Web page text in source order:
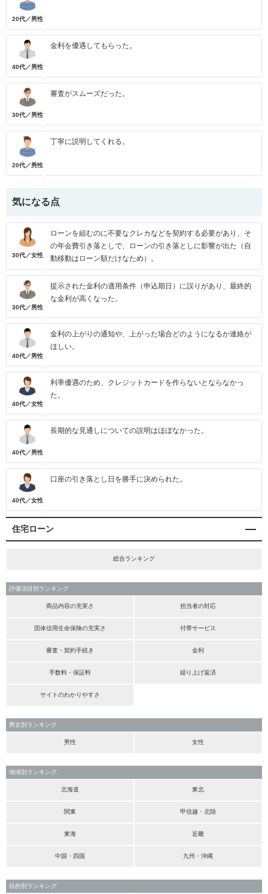
20代／男性
40代／男性
金利を優遇してもらった。
30代／男性
審査がスムーズだった。
20代／男性
丁寧に説明してくれる。
気になる点
30代／女性
ローンを組むのに不要なクレカなどを契約する必要があり、そ
の年会費引き落としで、ローンの引き落としに影響が出た（自
動移動はローン額だけなため）。
30代／男性
提示された金利の適用条件（申込期日）に誤りがあり、最終的
な金利が高くなった。
40代／男性
金利の上がりの通知や、上がった場合どのようになるか連絡が
ほしい。
40代／女性
利率優遇のため、クレジットカードを作らないとならなかっ
た。
40代／男性
長期的な見通しについての説明はほぼなかった。
40代／女性
口座の引き落とし日を勝手に決められた。
住宅ローン
総合ランキング
評価項目別ランキング
商品内容の充実さ 担当者の対応
団体信用生命保険の充実さ 付帯サービス
審査・契約手続き 金利
手数料・保証料 繰り上げ返済
サイトのわかりやすさ
男女別ランキング
男性 女性
地域別ランキング
北海道 東北
関東 甲信越・北陸
東海 近畿
中国・四国 九州・沖縄
目的別ランキング